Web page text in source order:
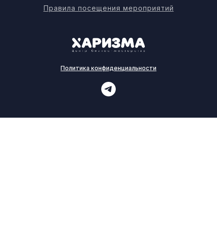
Правила посещения мероприятий
Политика конфиденциальности